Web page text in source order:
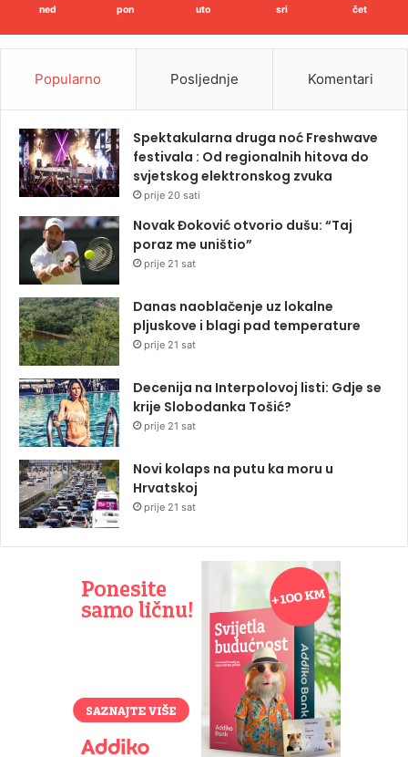
ned pon uto sri čet
Popularno Posljednje Komentari
Spektakularna druga noć Freshwave
festivala : Od regionalnih hitova do
svjetskog elektronskog zvuka
prije 20 sati
Novak Đoković otvorio dušu: “Taj
poraz me uništio”
prije 21 sat
Danas naoblačenje uz lokalne
pljuskove i blagi pad temperature
prije 21 sat
Decenija na Interpolovoj listi: Gdje se
krije Slobodanka Tošić?
prije 21 sat
Novi kolaps na putu ka moru u
Hrvatskoj
prije 21 sat